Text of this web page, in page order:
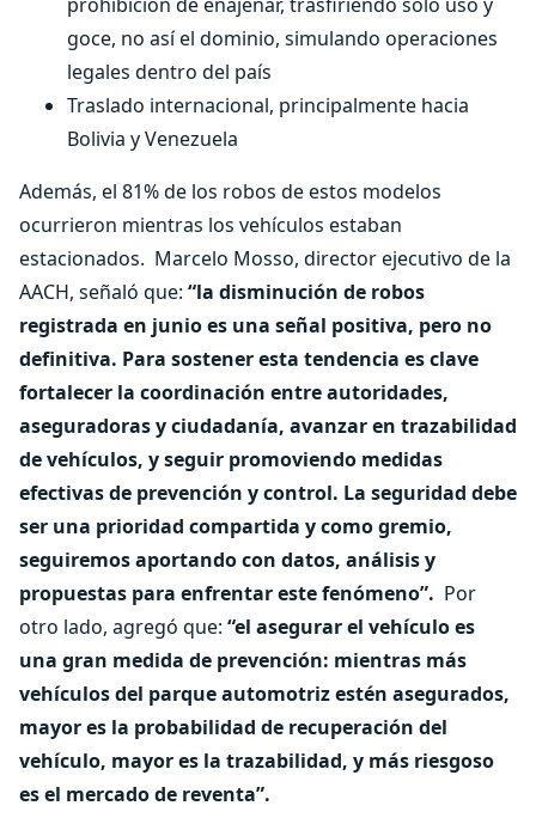
goce, no así el dominio, simulando operaciones
legales dentro del país
Traslado internacional, principalmente hacia
Bolivia y Venezuela
Además, el 81% de los robos de estos modelos
ocurrieron mientras los vehículos estaban
estacionados. Marcelo Mosso, director ejecutivo de la
AACH, señaló que: “la disminución de robos
registrada en junio es una señal positiva, pero no
definitiva. Para sostener esta tendencia es clave
fortalecer la coordinación entre autoridades,
aseguradoras y ciudadanía, avanzar en trazabilidad
de vehículos, y seguir promoviendo medidas
efectivas de prevención y control. La seguridad debe
ser una prioridad compartida y como gremio,
seguiremos aportando con datos, análisis y
propuestas para enfrentar este fenómeno”. Por
otro lado, agregó que: “el asegurar el vehículo es
una gran medida de prevención: mientras más
vehículos del parque automotriz estén asegurados,
mayor es la probabilidad de recuperación del
vehículo, mayor es la trazabilidad, y más riesgoso
es el mercado de reventa”.